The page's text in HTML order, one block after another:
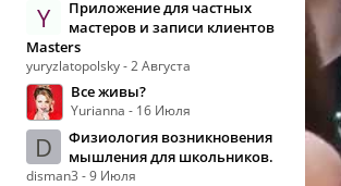
Y
Приложение для частных
мастеров и записи клиентов
Masters
yuryzlatopolsky - 2 Августа
Все живы?
Yurianna - 16 Июля
D
Физиология возникновения
мышления для школьников.
disman3 - 9 Июля